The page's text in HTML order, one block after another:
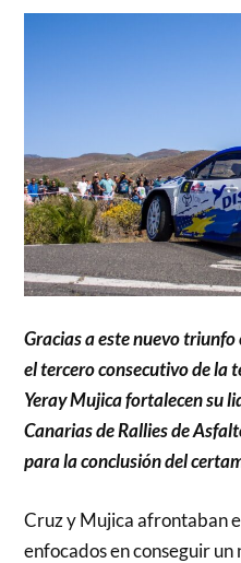
Gracias a este nuevo triunfo
el tercero consecutivo de la
Yeray Mujica fortalecen su
Canarias de Rallies de
para la conclusión del
Cruz y Mujica afrontaban
enfocados en conseguir